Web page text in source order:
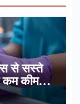
से सस्ते
कम कीमत में